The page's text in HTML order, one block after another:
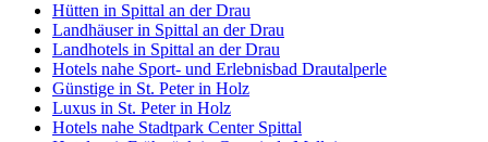
Hütten in Spittal an der Drau
Landhäuser in Spittal an der Drau
Landhotels in Spittal an der Drau
Hotels nahe Sport- und Erlebnisbad Drautalperle
Günstige in St. Peter in Holz
Luxus in St. Peter in Holz
Hotels nahe Stadtpark Center Spittal